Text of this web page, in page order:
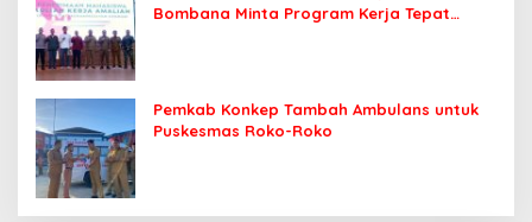
Bombana Minta Program Kerja Tepat
Pemkab Konkep Tambah Ambulans untuk
Puskesmas Roko-Roko